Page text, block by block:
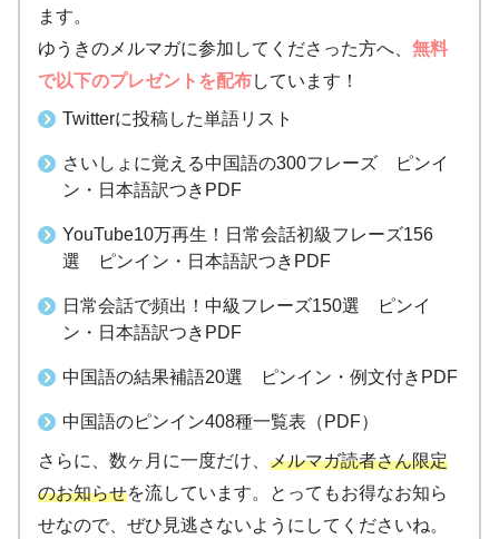
ます。
ゆうきのメルマガに参加してくださった方へ、 無料
で以下のプレゼントを配布しています！
Twitterに投稿した単語リスト
さいしょに覚える中国語の300フレーズ ピンイ
ン・日本語訳つきPDF
YouTube10万再生！日常会話初級フレーズ156
選 ピンイン・日本語訳つきPDF
日常会話で頻出！中級フレーズ150選 ピンイ
ン・日本語訳つきPDF
中国語の結果補語20選 ピンイン・例文付きPDF
中国語のピンイン408種一覧表（PDF）
さらに、数ヶ月に一度だけ、 メルマガ読者さん限定
のお知らせを流しています。とってもお得なお知ら
せなので、ぜひ見逃さないようにしてくださいね。